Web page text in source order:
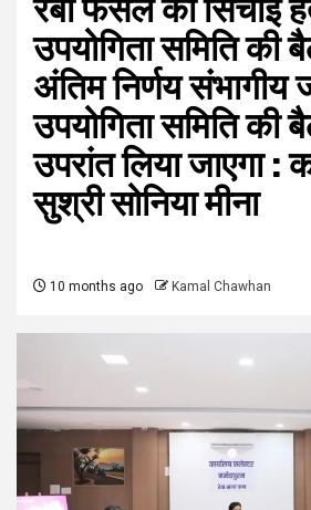
रबी फसल की सिंचाई
उपयोगिता समिति की
अंतिम निर्णय संभागीय
उपयोगिता समिति की
उपरांत लिया जाएगा :
सुश्री सोनिया मीना
10 months ago Kamal Chawhan